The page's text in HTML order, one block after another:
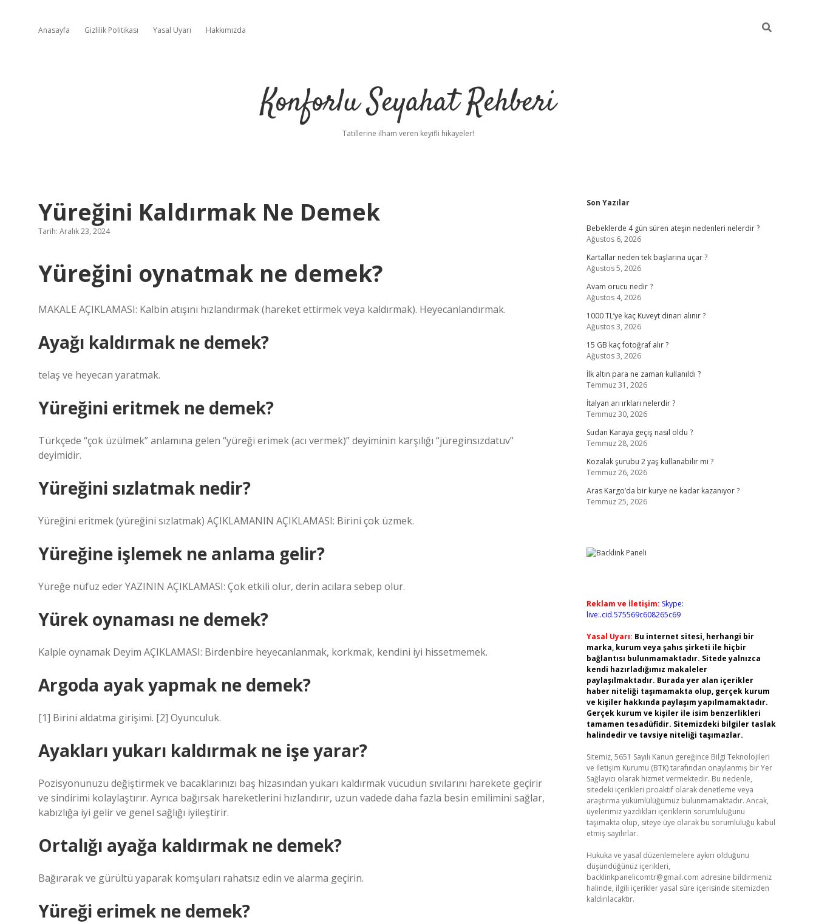
Anasayfa Gizlilik Politikası Yasal Uyarı Hakkımızda
Konforlu Seyahat Rehberi
Tatillerine ilham veren keyifli hikayeler!
Yüreğini Kaldırmak Ne Demek
Tarih: Aralık 23, 2024
Yüreğini oynatmak ne demek?
MAKALE AÇIKLAMASI: Kalbin atışını hızlandırmak (hareket ettirmek veya kaldırmak). Heyecanlandırmak.
Ayağı kaldırmak ne demek?
telaş ve heyecan yaratmak.
Yüreğini eritmek ne demek?
Türkçede “çok üzülmek” anlamına gelen “yüreği erimek (acı vermek)” deyiminin karşılığı “jüreginsızdatuv”
deyimidir.
Yüreğini sızlatmak nedir?
Yüreğini eritmek (yüreğini sızlatmak) AÇIKLAMANIN AÇIKLAMASI: Birini çok üzmek.
Yüreğine işlemek ne anlama gelir?
Yüreğe nüfuz eder YAZININ AÇIKLAMASI: Çok etkili olur, derin acılara sebep olur.
Yürek oynaması ne demek?
Kalple oynamak Deyim AÇIKLAMASI: Birdenbire heyecanlanmak, korkmak, kendini iyi hissetmemek.
Argoda ayak yapmak ne demek?
[1] Birini aldatma girişimi. [2] Oyunculuk.
Ayakları yukarı kaldırmak ne işe yarar?
Pozisyonunuzu değiştirmek ve bacaklarınızı baş hizasından yukarı kaldırmak vücudun sıvılarını harekete geçirir
ve sindirimi kolaylaştırır. Ayrıca bağırsak hareketlerini hızlandırır, uzun vadede daha fazla besin emilimini sağlar,
kabızlığa iyi gelir ve genel sağlığı iyileştirir.
Ortalığı ayağa kaldırmak ne demek?
Bağırarak ve gürültü yaparak komşuları rahatsız edin ve alarma geçirin.
Yüreği erimek ne demek?
Sidebar
Son Yazılar
Bebeklerde 4 gün süren ateşin nedenleri nelerdir ?
Ağustos 6, 2026
Kartallar neden tek başlarına uçar ?
Ağustos 5, 2026
Avam orucu nedir ?
Ağustos 4, 2026
1000 TL’ye kaç Kuveyt dinarı alınır ?
Ağustos 3, 2026
15 GB kaç fotoğraf alır ?
Ağustos 3, 2026
İlk altın para ne zaman kullanıldı ?
Temmuz 31, 2026
İtalyan arı ırkları nelerdir ?
Temmuz 30, 2026
Sudan Karaya geçiş nasıl oldu ?
Temmuz 28, 2026
Kozalak şurubu 2 yaş kullanabilir mi ?
Temmuz 26, 2026
Aras Kargo’da bir kurye ne kadar kazanıyor ?
Temmuz 25, 2026
Reklam ve İletişim: Skype:
live:.cid.575569c608265c69
Yasal Uyarı: Bu internet sitesi, herhangi bir
marka, kurum veya şahıs şirketi ile hiçbir
bağlantısı bulunmamaktadır. Sitede yalnızca
kendi hazırladığımız makaleler
paylaşılmaktadır. Burada yer alan içerikler
haber niteliği taşımamakta olup, gerçek kurum
ve kişiler hakkında paylaşım yapılmamaktadır.
Gerçek kurum ve kişiler ile isim benzerlikleri
tamamen tesadüfidir. Sitemizdeki bilgiler taslak
halindedir ve tavsiye niteliği taşımazlar.
Sitemiz, 5651 Sayılı Kanun gereğince Bilgi Teknolojileri
ve İletişim Kurumu (BTK) tarafından onaylanmış bir Yer
Sağlayıcı olarak hizmet vermektedir. Bu nedenle,
sitedeki içerikleri proaktif olarak denetleme veya
araştırma yükümlülüğümüz bulunmamaktadır. Ancak,
üyelerimiz yazdıkları içeriklerin sorumluluğunu
taşımakta olup, siteye üye olarak bu sorumluluğu kabul
etmiş sayılırlar.
Hukuka ve yasal düzenlemelere aykırı olduğunu
düşündüğünüz içerikleri,
backlinkpanelicomtr@gmail.com adresine bildirmeniz
halinde, ilgili içerikler yasal süre içerisinde sitemizden
kaldırılacaktır.